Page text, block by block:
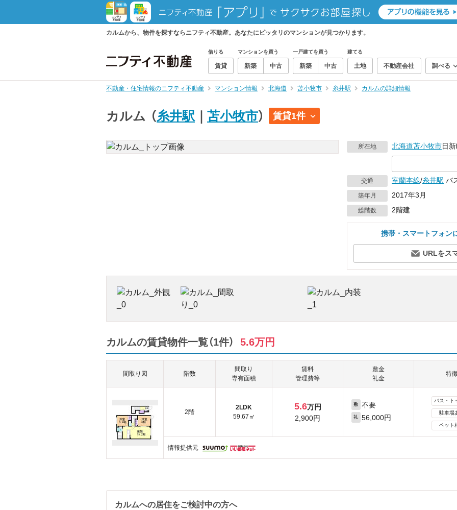
カルムから、物件を探すならニフティ不動産。あなたにピッタリのマンションが見つかります。
借りる
賃貸
マンションを買う
新築 中古
一戸建てを買う
新築 中古
建てる
土地 不動産会社 調べる
不動産・住宅情報のニフティ不動産 マンション情報 北海道 苫小牧市 糸井駅 カルムの詳細情報
カルム （糸井駅 苫小牧市） 賃貸1件
所在地 北海道苫小牧市日
交通 室蘭本線/糸井駅 バ
築年月 2017年3月
総階数 2階建
携帯・スマートフォン
URLをス
カルムの賃貸物件一覧（1件） 5.6万円
間取り図 階数
間取り
専有面積
賃料
管理費等
敷金
礼金
特
2階
2LDK
59.67㎡
5.6万円
2,900円
敷 不要
礼 56,000円
バス・ト
駐車場
ペット
情報提供元
カルムへの居住をご検討中の方へ